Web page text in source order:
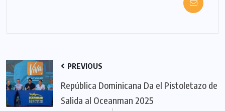
PREVIOUS
República Dominicana Da el Pistoletazo de
Salida al Oceanman 2025